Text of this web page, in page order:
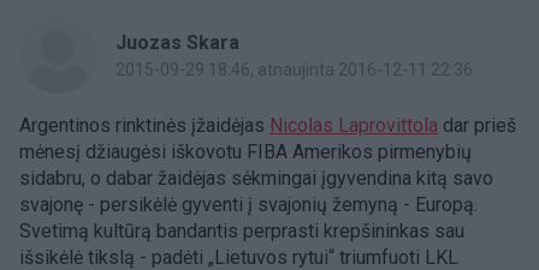
Juozas Skara
2015-09-29 18:46, atnaujinta 2016-12-11 22:36
Argentinos rinktinės įžaidėjas Nicolas Laprovittola dar prieš
mėnesį džiaugėsi iškovotu FIBA Amerikos pirmenybių
sidabru, o dabar žaidėjas sėkmingai įgyvendina kitą savo
svajonę - persikėlė gyventi į svajonių žemyną - Europą.
Svetimą kultūrą bandantis perprasti krepšininkas sau
išsikėlė tikslą - padėti „Lietuvos rytui“ triumfuoti LKL